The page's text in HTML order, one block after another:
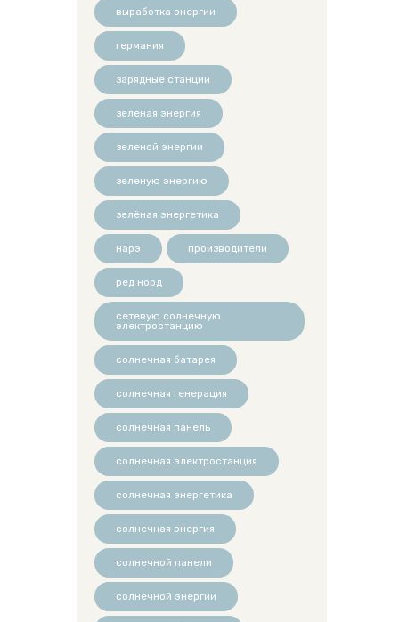
выработка энергии
германия
зарядные станции
зеленая энергия
зеленой энергии
зеленую энергию
зелёная энергетика
нарэ производители
ред норд
сетевую солнечную
электростанцию
солнечная батарея
солнечная генерация
солнечная панель
солнечная электростанция
солнечная энергетика
солнечная энергия
солнечной панели
солнечной энергии